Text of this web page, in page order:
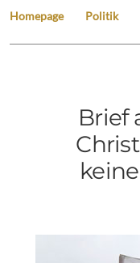
Homepage Politik
Brief